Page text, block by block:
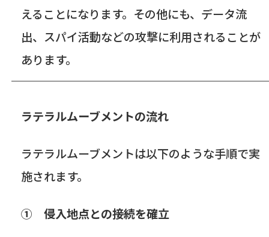
えることになります。その他にも、データ流
出、スパイ活動などの攻撃に利用されることが
あります。
ラテラルムーブメントの流れ
ラテラルムーブメントは以下のような手順で実
施されます。
① 侵入地点との接続を確立